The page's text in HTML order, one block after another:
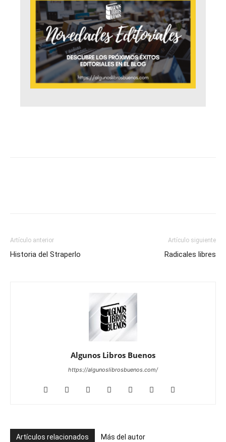
Artículo anterior
Historia del Straperlo
Artículo siguiente
Radicales libres
Algunos Libros Buenos
https://algunoslibrosbuenos.com/
Artículos relacionados Más del autor